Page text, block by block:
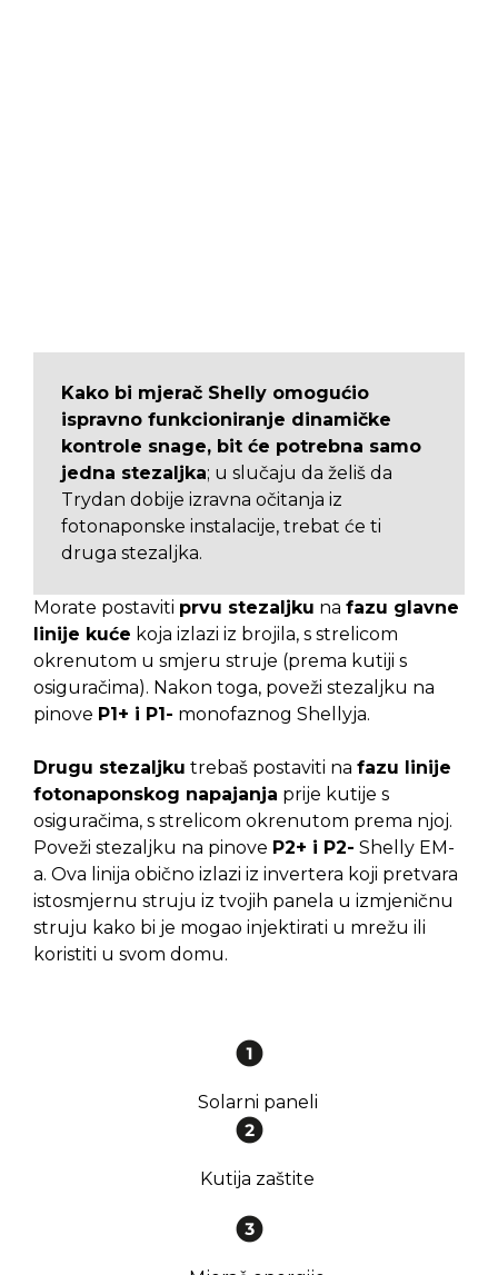
Kako bi mjerač Shelly omogućio
ispravno funkcioniranje dinamičke
kontrole snage, bit će potrebna samo
jedna stezaljka; u slučaju da želiš da
Trydan dobije izravna očitanja iz
fotonaponske instalacije, trebat će ti
druga stezaljka.
Morate postaviti prvu stezaljku na fazu glavne
linije kuće koja izlazi iz brojila, s strelicom
okrenutom u smjeru struje (prema kutiji s
osiguračima). Nakon toga, poveži stezaljku na
pinove P1+ i P1- monofaznog Shellyja.
Drugu stezaljku trebaš postaviti na fazu linije
fotonaponskog napajanja prije kutije s
osiguračima, s strelicom okrenutom prema njoj.
Poveži stezaljku na pinove P2+ i P2- Shelly EM-
a. Ova linija obično izlazi iz invertera koji pretvara
istosmjernu struju iz tvojih panela u izmjeničnu
struju kako bi je mogao injektirati u mrežu ili
koristiti u svom domu.
Solarni paneli
Kutija zaštite